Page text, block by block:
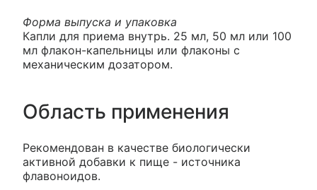
Форма выпуска и упаковка
Капли для приема внутрь. 25 мл, 50 мл или 100
мл флакон-капельницы или флаконы с
механическим дозатором.
Область применения
Рекомендован в качестве биологически
активной добавки к пище - источника
флавоноидов.